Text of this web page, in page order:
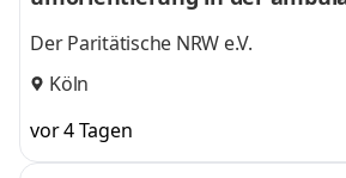
Der Paritätische NRW e.V.
Köln
vor 4 Tagen